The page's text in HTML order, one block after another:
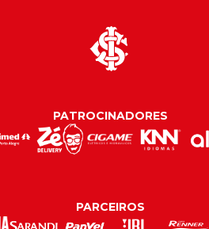
PATROCINADORES
PARCEIROS